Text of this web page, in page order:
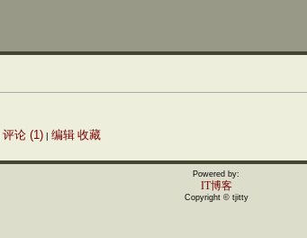
评论 (1) | 编辑 收藏
Powered by:
IT博客
Copyright © tjitty